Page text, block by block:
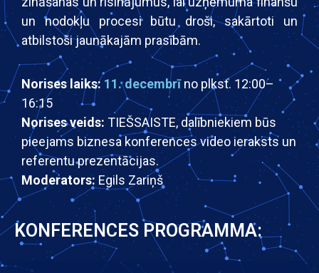
un nodokļu procesi būtu droši, sakārtoti un
atbilstoši jaunākajām prasībām.
Norises laiks: 11. decembrī no plkst. 12:00–
16:15
Norises veids: TIEŠSAISTE, dalībniekiem būs
pieejams biznesa konferences video ieraksts un
referentu prezentācijas.
Moderators: Egils Zariņš
KONFERENCES PROGRAMMA: